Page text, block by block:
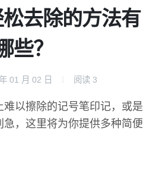
去除的方法有
些？
01 月 02 日 阅读 3
以擦除的记号笔印记，或是
急，这里将为你提供多种简便